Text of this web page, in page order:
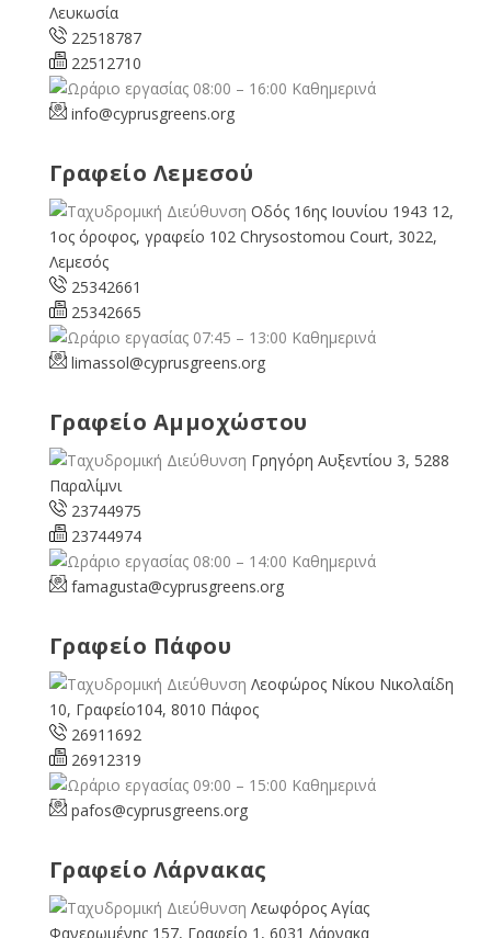
Λευκωσία
22518787
22512710
08:00 – 16:00 Καθημερινά
info@cyprusgreens.org
Γραφείο Λεμεσού
Οδός 16ης Ιουνίου 1943 12,
1ος όροφος, γραφείο 102 Chrysostomou Court, 3022,
Λεμεσός
25342661
25342665
07:45 – 13:00 Καθημερινά
limassol@cyprusgreens.org
Γραφείο Αμμοχώστου
Γρηγόρη Αυξεντίου 3, 5288
Παραλίμνι
23744975
23744974
08:00 – 14:00 Καθημερινά
famagusta@cyprusgreens.org
Γραφείο Πάφου
Λεοφώρος Νίκου Νικολαίδη
10, Γραφείο104, 8010 Πάφος
26911692
26912319
09:00 – 15:00 Καθημερινά
pafos@cyprusgreens.org
Γραφείο Λάρνακας
Λεωφόρος Αγίας
Φανερωμένης 157, Γραφείο 1, 6031 Λάρνακα